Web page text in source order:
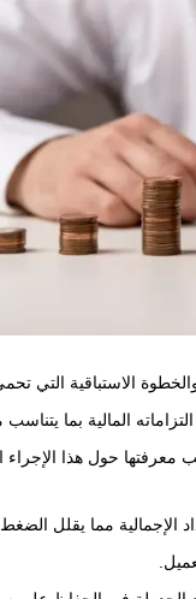
الاستباقية التي
المالية بما
حول هذا الإجراء
مما يقلل الضغط